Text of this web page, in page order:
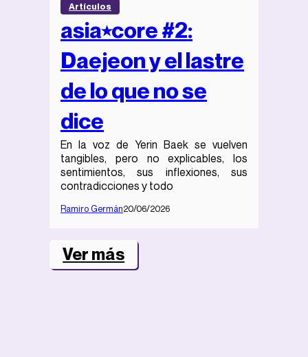
Artículos
asia⭑core #2:
Daejeon y el lastre
de lo que no se
dice
En la voz de Yerin Baek se vuelven
tangibles, pero no explicables, los
sentimientos, sus inflexiones, sus
contradicciones y todo
Ramiro Germán20/06/2026
Ver más